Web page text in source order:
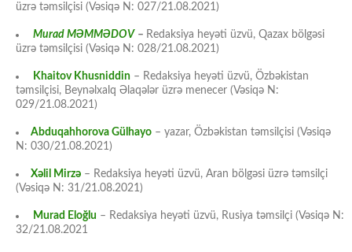
üzrə təmsilçisi (Vəsiqə N: 027/21.08.2021)
Murad MƏMMƏDOV – Redaksiya heyəti üzvü, Qazax bölgəsi
üzrə təmsilçisi (Vəsiqə N: 028/21.08.2021)
Khaitov Khusniddin – Redaksiya heyəti üzvü, Özbəkistan
təmsilçisi, Beynəlxalq Əlaqələr üzrə menecer (Vəsiqə N:
029/21.08.2021)
Abduqahhorova Gülhayo – yazar, Özbəkistan təmsilçisi (Vəsiqə
N: 030/21.08.2021)
Xəlil Mirzə – Redaksiya heyəti üzvü, Aran bölgəsi üzrə təmsilçi
(Vəsiqə N: 31/21.08.2021)
Murad Eloğlu – Redaksiya heyəti üzvü, Rusiya təmsilçi (Vəsiqə N:
32/21.08.2021